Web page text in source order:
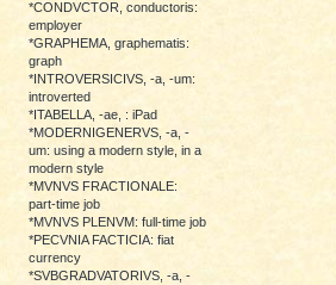
*CONDVCTOR, conductoris:
employer
*GRAPHEMA, graphematis:
graph
*INTROVERSICIVS, -a, -um:
introverted
*ITABELLA, -ae, : iPad
*MODERNIGENERVS, -a, -
um: using a modern style, in a
modern style
*MVNVS FRACTIONALE:
part-time job
*MVNVS PLENVM: full-time job
*PECVNIA FACTICIA: fiat
currency
*SVBGRADVATORIVS, -a, -